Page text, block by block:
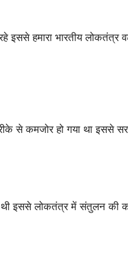
हमारा भारतीय लोकतंत्र
तरीके से कमजोर हो गया था इससे
थी इससे लोकतंत्र में संतुलन की